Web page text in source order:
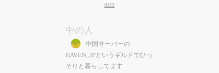
RO3
中の人
中国サーバーの
HAVEN_JPというギルドでひっ
そりと暮らしてます